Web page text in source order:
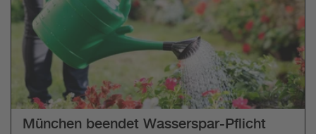
München beendet Wasserspar-Pflicht